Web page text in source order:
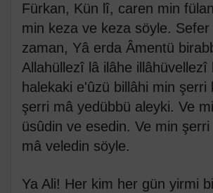
Fürkan, Kün lî, caren min
min keza ve keza söyle. Sefer
zaman, Yâ erda Âmentü
Allahüllezî lâ ilâhe illâhüvellezî
halekaki e'ûzü billâhi min şerri
şerri mâ yedübbü aleyki. Ve
üsûdin ve esedin. Ve min şerri
mâ veledin söyle.
Ya Ali! Her kim her gün yirmi